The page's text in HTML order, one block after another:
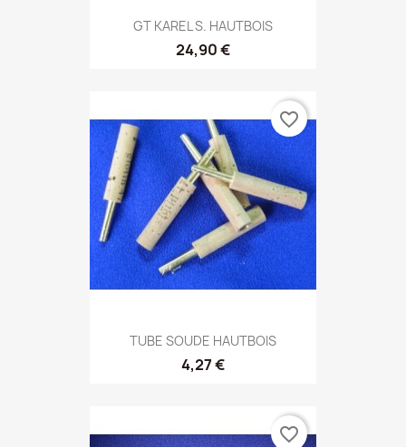
GT KAREL S. HAUTBOIS
24,90 €
TUBE SOUDE HAUTBOIS
4,27 €
favorite_border
favorite_border